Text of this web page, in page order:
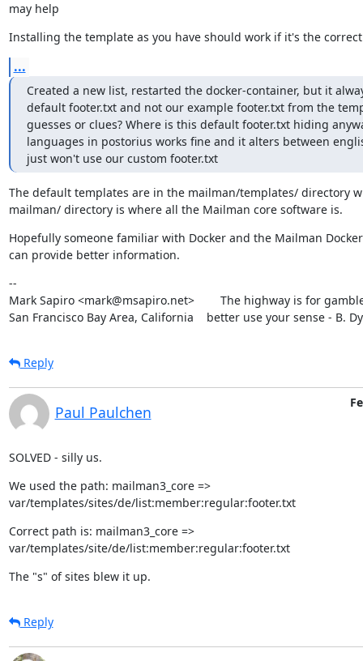
may help
Installing the template as you have should work if it's the
...
Created a new list, restarted the docker-container, but it
default footer.txt and not our example footer.txt from the
guesses or clues? Where is this default footer.txt hiding
languages in postorius works fine and it alters between
just won't use our custom footer.txt
The default templates are in the mailman/templates/ directory
mailman/ directory is where all the Mailman core software is.
Hopefully someone familiar with Docker and the Mailman
can provide better information.
--
Mark Sapiro <mark@msapiro.net>        The highway is for
San Francisco Bay Area, California    better use your sense - B.
Reply
Paul Paulchen
SOLVED - silly us.
We used the path: mailman3_core =>
var/templates/sites/de/list:member:regular:footer.txt
Correct path is: mailman3_core =>
var/templates/site/de/list:member:regular:footer.txt
The "s" of sites blew it up.
Reply